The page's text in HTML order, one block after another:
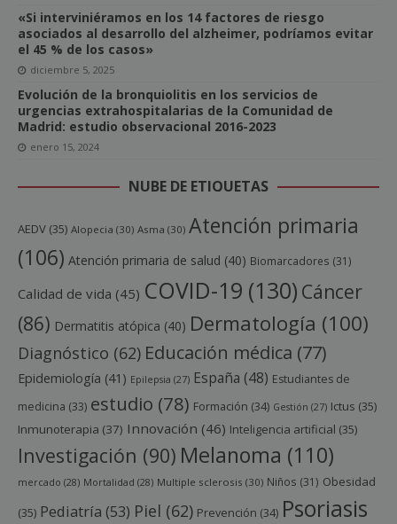
«Si interviniéramos en los 14 factores de riesgo
asociados al desarrollo del alzheimer, podríamos evitar
el 45 % de los casos»
diciembre 5, 2025
Evolución de la bronquiolitis en los servicios de
urgencias extrahospitalarias de la Comunidad de
Madrid: estudio observacional 2016-2023
enero 15, 2024
NUBE DE ETIQUETAS
AEDV (35) Alopecia (30) Asma (30) Atención primaria
(106) Atención primaria de salud (40) Biomarcadores (31)
Calidad de vida (45) COVID-19 (130) Cáncer
(86) Dermatitis atópica (40) Dermatología (100)
Diagnóstico (62) Educación médica (77)
Epidemiología (41) Epilepsia (27) España (48) Estudiantes de
medicina (33) estudio (78) Formación (34) Gestión (27) Ictus (35)
Inmunoterapia (37) Innovación (46) Inteligencia artificial (35)
Investigación (90) Melanoma (110)
mercado (28) Mortalidad (28) Multiple sclerosis (30) Niños (31) Obesidad
(35) Pediatría (53) Piel (62) Prevención (34) Psoriasis